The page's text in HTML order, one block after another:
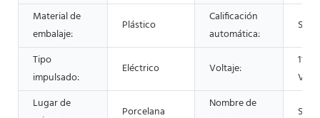
Material de
embalaje:
Plástico
Calificación
automática:
Tipo
impulsado:
Eléctrico Voltaje:
110
V/
Lugar de
Porcelana
Nombre de